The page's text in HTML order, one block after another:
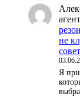
не
совет
Я